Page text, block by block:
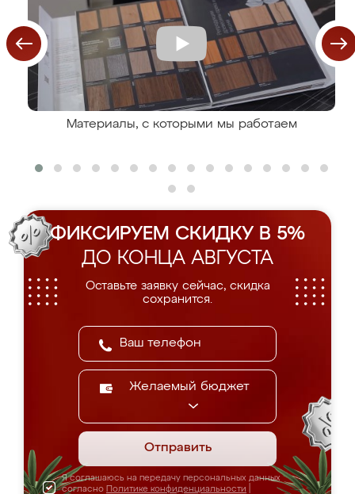
Материалы, с которыми мы работаем
ФИКСИРУЕМ СКИДКУ В 5%
ДО КОНЦА АВГУСТА
Оставьте заявку сейчас, скидка
сохранится.
Желаемый бюджет
Отправить
Я соглашаюсь на передачу персональных данных
согласно Политике конфиденциальности